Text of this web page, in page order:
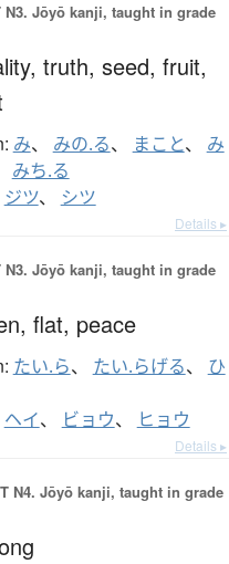
N3. Jōyō kanji, taught in grade
truth, seed, fruit,
み、 みの.る、 まこと、 み
みち.る
ジツ、 シツ
Details ▸
N3. Jōyō kanji, taught in grade
flat, peace
たい.ら、 たい.らげる、 ひ
ヘイ、 ビョウ、 ヒョウ
Details ▸
N4. Jōyō kanji, taught in grade